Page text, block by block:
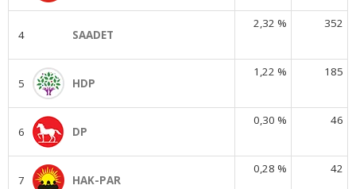
4 SAADET
2,32 % 352
5 HDP
1,22 % 185
6 DP
0,30 % 46
7 HAK-PAR
0,28 % 42